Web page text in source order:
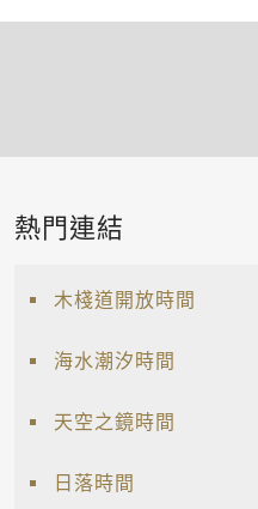
熱門連結
木棧道開放時間
海水潮汐時間
天空之鏡時間
日落時間